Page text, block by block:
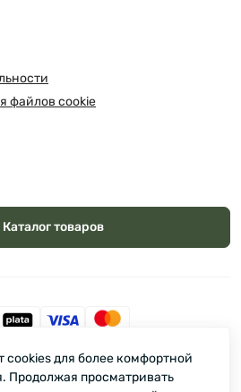
файлов cookie
Каталог товаров
© 2026
cookies для более комфортной
Продолжая просматривать